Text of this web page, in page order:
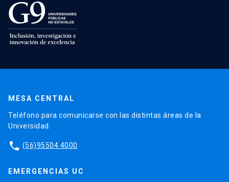
MESA CENTRAL
Teléfono para comunicarse con las distintas áreas de la
Universidad.
phone (56)95504 4000
EMERGENCIAS UC